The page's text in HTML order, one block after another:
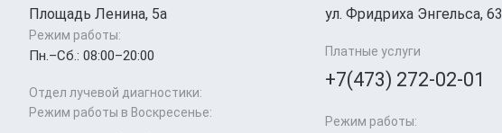
Площадь Ленина, 5а
Режим работы:
Пн.–Cб.: 08:00–20:00
Отдел лучевой диагностики:
Режим работы в Воскресенье:
ул. Фридриха Энгельса, 63
Платные услуги
+7(473) 272-02-01
Режим работы: